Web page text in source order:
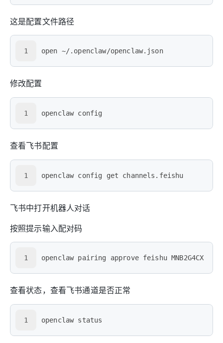
这是配置文件路径
1 open ~/.openclaw/openclaw.json
修改配置
1 openclaw config
查看飞书配置
1 openclaw config get channels.feishu
飞书中打开机器人对话
按照提示输入配对码
1 openclaw pairing approve feishu MNB2G4CX
查看状态，查看飞书通道是否正常
1 openclaw status